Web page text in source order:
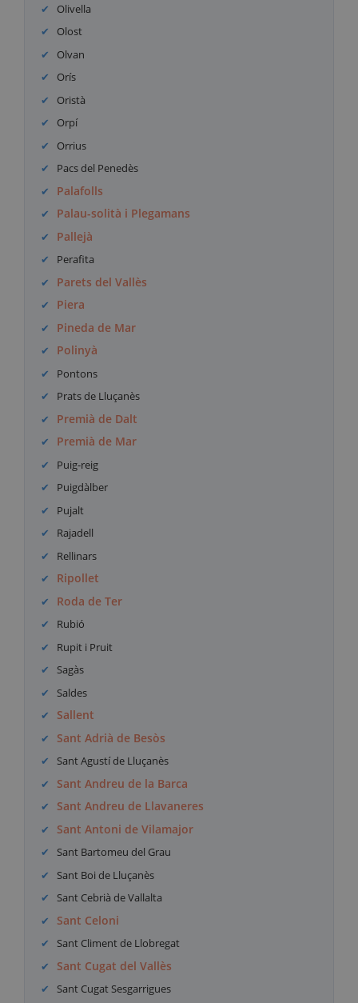
Olivella
Olost
Olvan
Orís
Oristà
Orpí
Orrius
Pacs del Penedès
Palafolls
Palau-solità i Plegamans
Pallejà
Perafita
Parets del Vallès
Piera
Pineda de Mar
Polinyà
Pontons
Prats de Lluçanès
Premià de Dalt
Premià de Mar
Puig-reig
Puigdàlber
Pujalt
Rajadell
Rellinars
Ripollet
Roda de Ter
Rubió
Rupit i Pruit
Sagàs
Saldes
Sallent
Sant Adrià de Besòs
Sant Agustí de Lluçanès
Sant Andreu de la Barca
Sant Andreu de Llavaneres
Sant Antoni de Vilamajor
Sant Bartomeu del Grau
Sant Boi de Lluçanès
Sant Cebrià de Vallalta
Sant Celoni
Sant Climent de Llobregat
Sant Cugat del Vallès
Sant Cugat Sesgarrigues